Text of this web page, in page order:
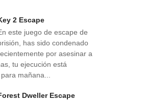
2 Escape
este juego de escape de
has sido condenado
por asesinar a
tu ejecución está
mañana...
Dweller Escape